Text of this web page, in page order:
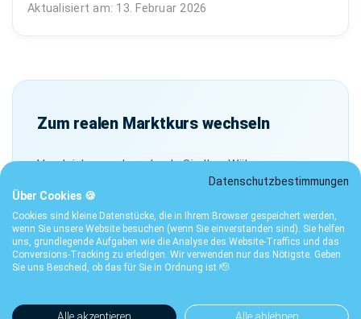
Aktualisiert am: 13. Februar 2026
Zum realen Marktkurs wechseln
Vergleichen und wechseln Sie Ihre Währungen zum
realen Marktkurs – ohne versteckte Marge.
Währungsrechner öffnen
Datenschutzbestimmungen
Über Cookies 🍪
Cookies sind kleine Datenstücke, die in Ihrem Browser gespeichert werden,
wenn Sie unsere Website besuchen (wenn Sie einverstanden sind). Sie helfen
uns, grundlegende Aufgaben wie die Analyse des Website-Traffics und das
Conversions-Tracking zu erledigen. Wir verwenden nur das Nötigste. Geben
Sie uns Bescheid, ob das für Sie in Ordnung ist 🫡